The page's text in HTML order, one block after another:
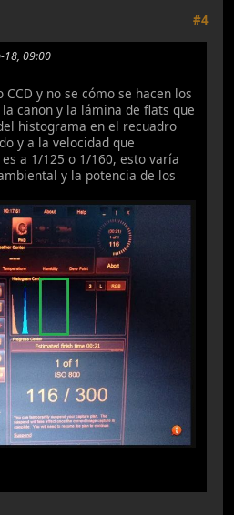
#4
18, 09:00
y no se cómo se hacen los
canon y la lámina de flats que
histograma en el recuadro
y a la velocidad que
a 1/125 o 1/160, esto varía
y la potencia de los